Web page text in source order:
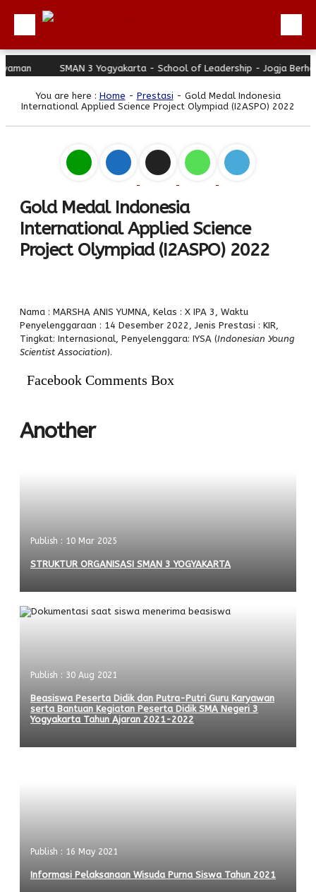
Beranda
Profil
Direktori
Keunggulan
Galeri
Download
Hubungi Kami
PPDB
Alumni
SMAN 3 Yogyakarta - School of Leadership - Jogja Berhati
You are here : Home - Prestasi - Gold Medal Indonesia
International Applied Science Project Olympiad (I2ASPO) 2022
Gold Medal Indonesia
International Applied Science
Project Olympiad (I2ASPO) 2022
Nama : MARSHA ANIS YUMNA, Kelas : X IPA 3, Waktu
Penyelenggaraan : 14 Desember 2022, Jenis Prestasi : KIR,
Tingkat: Internasional, Penyelenggara: IYSA (Indonesian Young
Scientist Association).
Facebook Comments Box
Another
Publish : 10 Mar 2025
STRUKTUR ORGANISASI SMAN 3 YOGYAKARTA
Publish : 30 Aug 2021
Beasiswa Peserta Didik dan Putra-Putri Guru Karyawan
serta Bantuan Kegiatan Peserta Didik SMA Negeri 3
Yogyakarta Tahun Ajaran 2021-2022
Publish : 16 May 2021
Informasi Pelaksanaan Wisuda Purna Siswa Tahun 2021